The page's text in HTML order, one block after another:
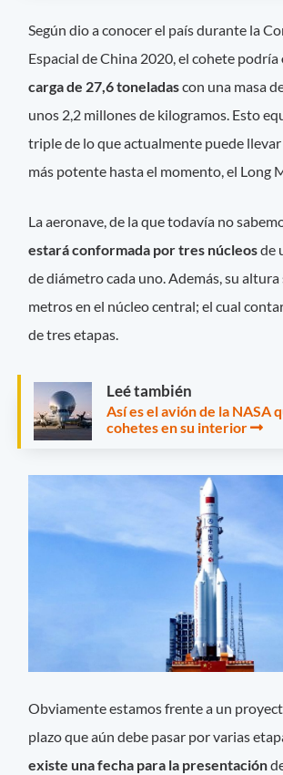
Según dio a conocer el país durante la
Espacial de China 2020, el cohete podría
carga de 27,6 toneladascon una masa
unos 2,2 millones de kilogramos. Esto
triple de lo que actualmente puede
más potente hasta el momento, el Long
La aeronave, de la que todavía no
estará conformada por tres núcleosde
de diámetro cada uno. Además, su altura
metros en el núcleo central; el cual
de tres etapas.
Leé también
Así es el avión de la NASA
cohetes en su interior
Obviamente estamos frente a un
plazo que aún debe pasar por varias
existe una fecha para la presentación